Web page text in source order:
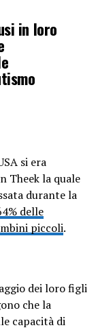
in loro
si era
Theek la quale
durante la
delle
piccoli.
dei loro figli
che la
capacità di